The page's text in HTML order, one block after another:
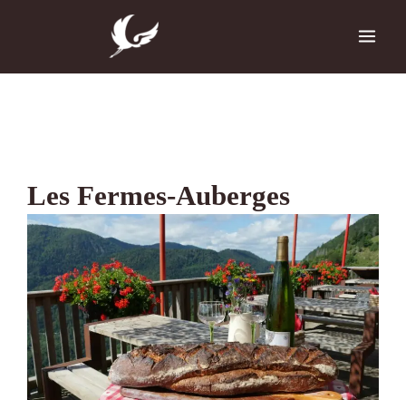
Les Fermes-Auberges